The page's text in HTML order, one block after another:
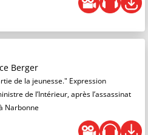
Berger
de la jeunesse." Expression
de l’Intérieur, après l’assassinat
Narbonne